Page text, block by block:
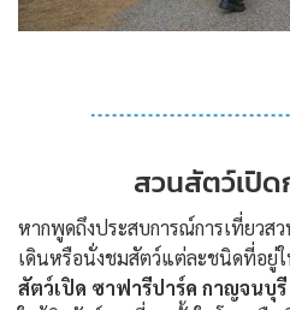
สวนสัตว์เปิ
หากพูดถึงประสบการณ์การเที่ยวส
เดินหรือนั่งชมสัตว์แต่ละชนิดที่อยู่
สัตว์เปิด ซาฟารีปาร์ค กาญจนบุรี